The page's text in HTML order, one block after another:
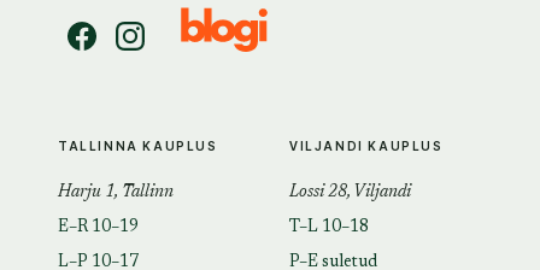
TALLINNA KAUPLUS
Harju 1, Tallinn
E–R 10–19
L–P 10–17
VILJANDI KAUPLUS
Lossi 28, Viljandi
T–L 10–18
P–E suletud